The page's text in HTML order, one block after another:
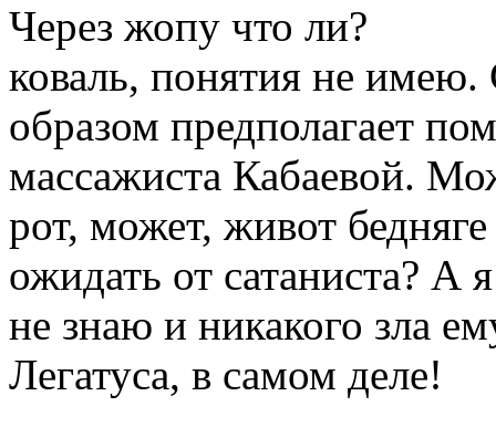
Через жопу что ли?
коваль, понятия не
образом предполагает
массажиста Кабаевой.
рот, может, живот
ожидать от сатаниста? А
не знаю и никакого зла
Легатуса, в самом деле!